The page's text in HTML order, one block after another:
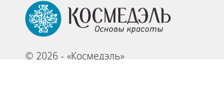
© 2026 - «Космедэль»